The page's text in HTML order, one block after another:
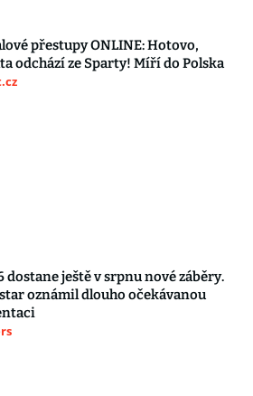
přestupy ONLINE: Hotovo,
odchází ze Sparty! Míří do Polska
dostane ještě v srpnu nové záběry.
oznámil dlouho očekávanou